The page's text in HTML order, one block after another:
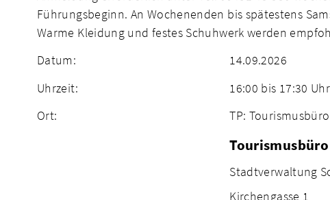
Führungsbeginn. An Wochenenden bis spätestens
Warme Kleidung und festes Schuhwerk werden
Datum:
14.09.2026
Uhrzeit:
16:00 bis 17:30 Uhr
Ort:
TP: Tourismusbüro
Tourismusbüro
Stadtverwaltung
Kirchengasse 1